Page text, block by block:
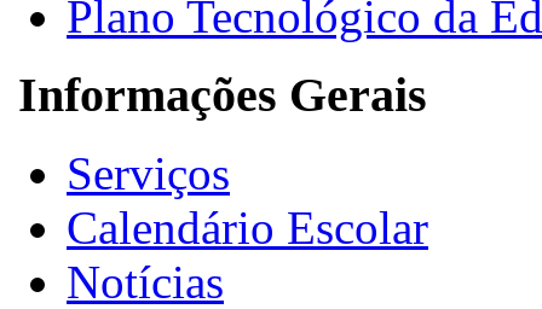
Plano Tecnológico da
Informações Gerais
Serviços
Calendário Escolar
Notícias